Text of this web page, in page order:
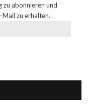
zu abonnieren und
Mail zu erhalten.